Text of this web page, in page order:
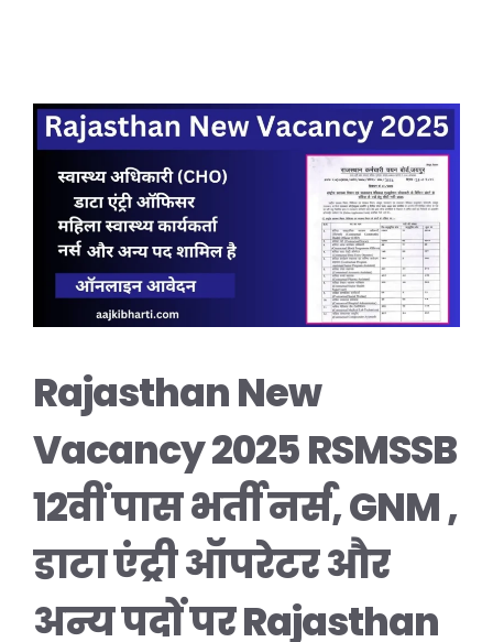
Rajasthan New
Vacancy 2025 RSMSSB
12वीं पास भर्ती नर्स, GNM ,
डाटा एंट्री ऑपरेटर और
अन्य पदों पर Rajasthan